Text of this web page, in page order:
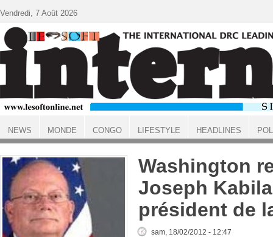
ACCUEIL
Washington
Joseph
président de
sam, 18/02/2012 - 12:47
Vendredi, 7 Août 2026
NEWS MONDE CONGO LIFESTYLE HEADLINES